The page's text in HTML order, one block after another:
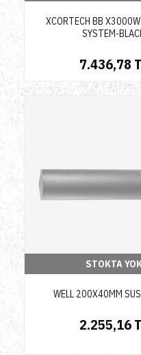
XCORTECH BB
SYSTEM-
7.436,78
STOKTA
WELL 200X40MM
2.255,16